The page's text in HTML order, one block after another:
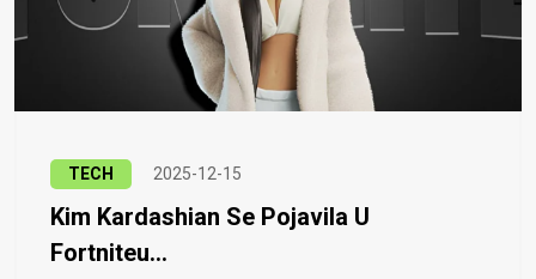
TECH 2025-12-15
Kim Kardashian Se Pojavila U
Fortniteu...